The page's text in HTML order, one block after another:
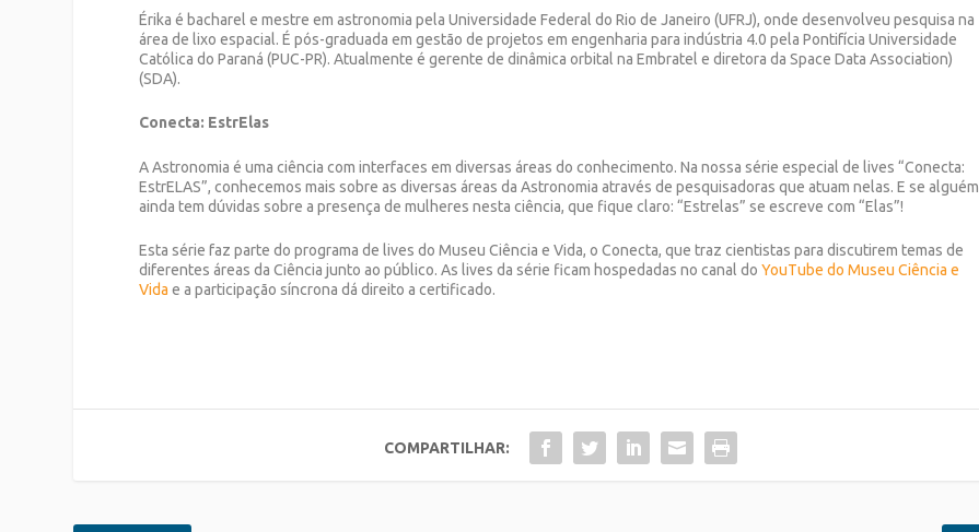
Érika é bacharel e mestre em astronomia pela Universidade Federal do Rio de Janeiro (UFRJ), onde desenvolveu pesquisa na
área de lixo espacial. É pós-graduada em gestão de projetos em engenharia para indústria 4.0 pela Pontifícia Universidade
Católica do Paraná (PUC-PR). Atualmente é gerente de dinâmica orbital na Embratel e diretora da Space Data Association)
(SDA).
Conecta: EstrElas
A Astronomia é uma ciência com interfaces em diversas áreas do conhecimento. Na nossa série especial de lives “Conecta:
EstrELAS”, conhecemos mais sobre as diversas áreas da Astronomia através de pesquisadoras que atuam nelas. E se alguém
ainda tem dúvidas sobre a presença de mulheres nesta ciência, que fique claro: “Estrelas” se escreve com “Elas”!
Esta série faz parte do programa de lives do Museu Ciência e Vida, o Conecta, que traz cientistas para discutirem temas de
diferentes áreas da Ciência junto ao público. As lives da série ficam hospedadas no canal doYouTube do Museu Ciência e
Vida e a participação síncrona dá direito a certificado.
COMPARTILHAR: